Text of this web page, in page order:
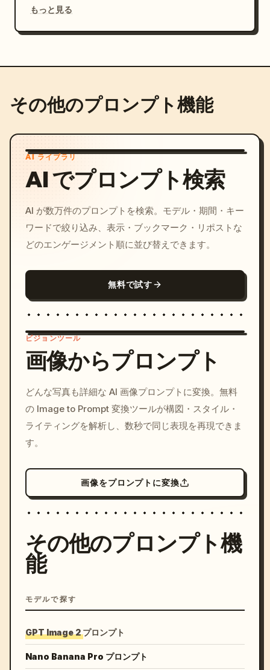
もっと見る
その他のプロンプト機能
AI ライブラリ
AI でプロンプト検索
AI が数万件のプロンプトを検索。モデル・期間・キー
ワードで絞り込み、表示・ブックマーク・リポストな
どのエンゲージメント順に並び替えできます。
無料で試す
c, cyberpunk sunset, neon
colors, 8k --v 6.0
ビジョンツール
画像からプロンプト
どんな写真も詳細な AI 画像プロンプトに変換。無料
の Image to Prompt 変換ツールが構図・スタイル・
ライティングを解析し、数秒で同じ表現を再現できま
す。
画像をプロンプトに変換
その他のプロンプト機
能
モデルで探す
GPT Image 2 プロンプト
Nano Banana Pro プロンプト